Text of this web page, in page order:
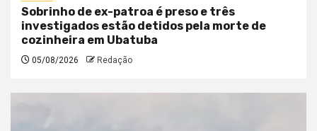
Sobrinho de ex-patroa é preso e três
investigados estão detidos pela morte de
cozinheira em Ubatuba
05/08/2026 Redação